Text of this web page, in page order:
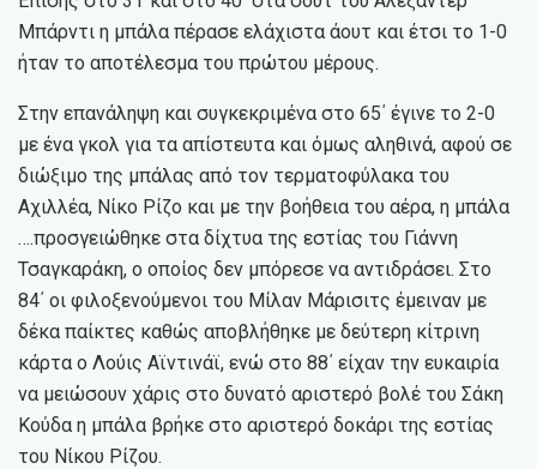
Μπάρντι η μπάλα πέρασε ελάχιστα άουτ και έτσι το 1-0
ήταν το αποτέλεσμα του πρώτου μέρους.
Στην επανάληψη και συγκεκριμένα στο 65΄ έγινε το 2-0
με ένα γκολ για τα απίστευτα και όμως αληθινά, αφού σε
διώξιμο της μπάλας από τον τερματοφύλακα του
Αχιλλέα, Νίκο Ρίζο και με την βοήθεια του αέρα, η μπάλα
….προσγειώθηκε στα δίχτυα της εστίας του Γιάννη
Τσαγκαράκη, ο οποίος δεν μπόρεσε να αντιδράσει. Στο
84΄ οι φιλοξενούμενοι του Μίλαν Μάρισιτς έμειναν με
δέκα παίκτες καθώς αποβλήθηκε με δεύτερη κίτρινη
κάρτα ο Λούις Αϊντινάϊ, ενώ στο 88΄ είχαν την ευκαιρία
να μειώσουν χάρις στο δυνατό αριστερό βολέ του Σάκη
Κούδα η μπάλα βρήκε στο αριστερό δοκάρι της εστίας
του Νίκου Ρίζου.